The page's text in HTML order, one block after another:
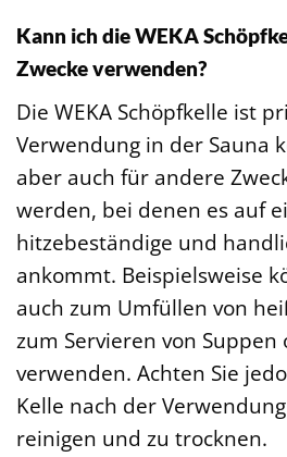
Kann ich die WEKA
Zwecke verwenden?
Die WEKA Schöpfkelle ist
Verwendung in der Sauna
aber auch für andere
werden, bei denen es auf
hitzebeständige und
ankommt. Beispielsweise
auch zum Umfüllen von
zum Servieren von
verwenden. Achten Sie
Kelle nach der
reinigen und zu trocknen.